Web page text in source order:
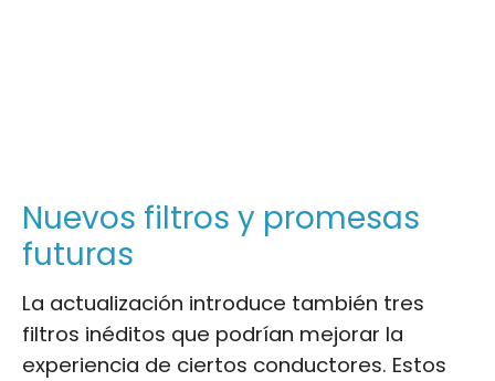
Nuevos filtros y promesas
futuras
La actualización introduce también tres
filtros inéditos que podrían mejorar la
experiencia de ciertos conductores. Estos